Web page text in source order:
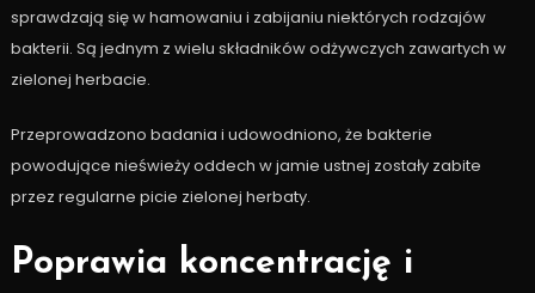
sprawdzają się w hamowaniu i zabijaniu niektórych rodzajów
bakterii. Są jednym z wielu składników odżywczych zawartych w
zielonej herbacie.
Przeprowadzono badania i udowodniono, że bakterie
powodujące nieświeży oddech w jamie ustnej zostały zabite
przez regularne picie zielonej herbaty.
Poprawia koncentrację i